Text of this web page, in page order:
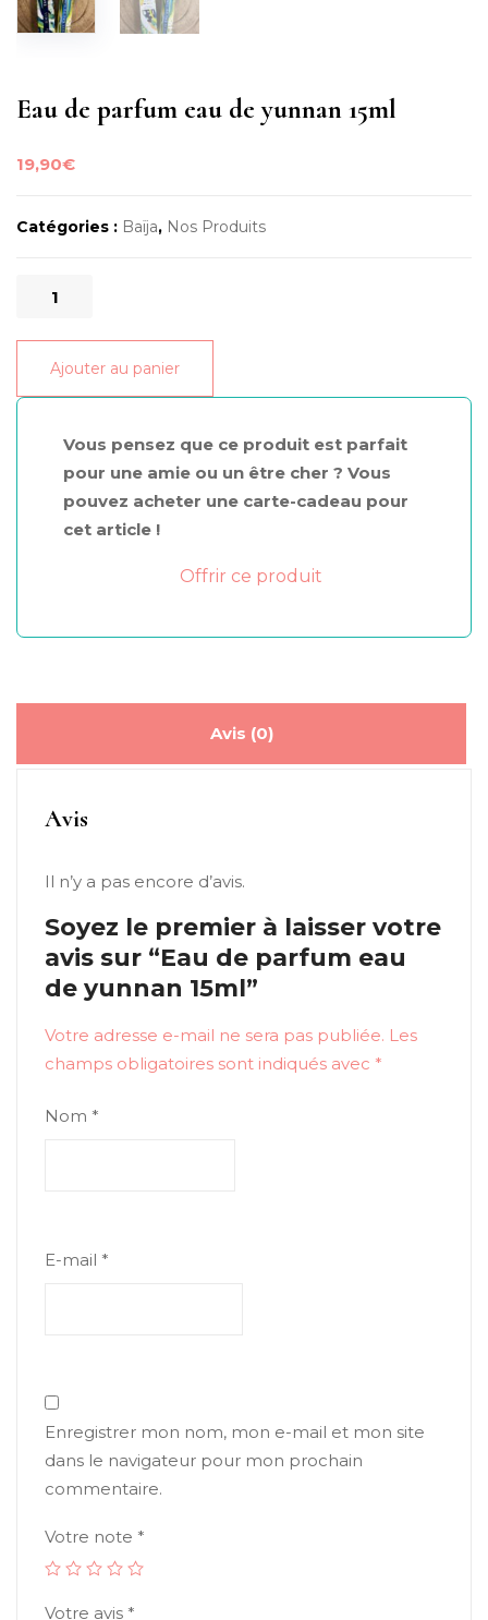
Eau de parfum eau de yunnan 15ml
19,90€
Catégories : Baïja, Nos Produits
quantité
Eau
parfum
yunnan
Ajouter au panier
Vous pensez que ce produit est parfait
pour une amie ou un être cher ? Vous
pouvez acheter une carte-cadeau pour
cet article !
Offrir ce produit
Avis (0)
Avis
Il n’y a pas encore d’avis.
Soyez le premier à laisser votre
avis sur “Eau de parfum eau
de yunnan 15ml”
Votre adresse e-mail ne sera pas publiée. Les
champs obligatoires sont indiqués avec *
Nom *
E-mail *
Enregistrer mon nom, mon e-mail et mon site
dans le navigateur pour mon prochain
commentaire.
Votre note *
Votre avis *